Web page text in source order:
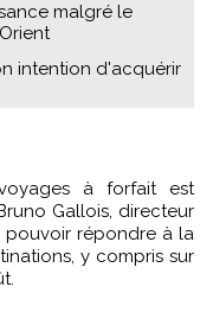
malgré le
intention d'acquérir
Gallois, directeur
pouvoir répondre à la
y compris sur